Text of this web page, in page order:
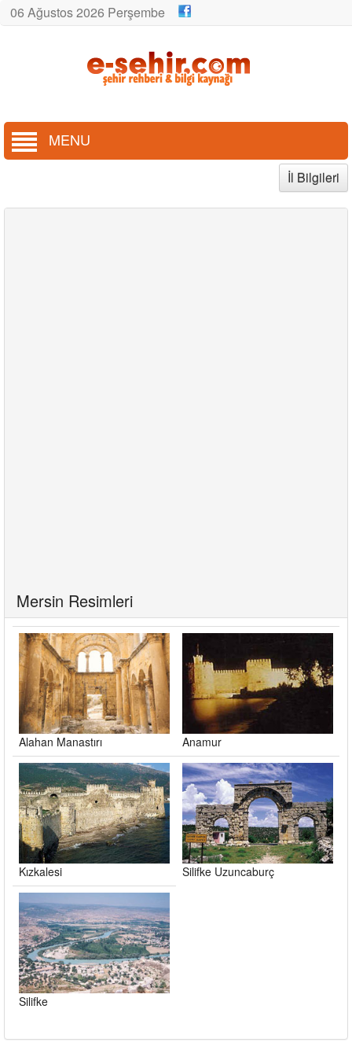
06 Ağustos 2026 Perşembe
MENU
İl Bilgileri
Mersin Resimleri
Alahan Manastırı Anamur
Kızkalesi Silifke Uzuncaburç
Silifke